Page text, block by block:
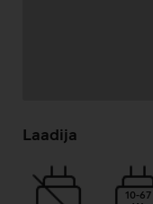
laadimine
Laadija
10-67